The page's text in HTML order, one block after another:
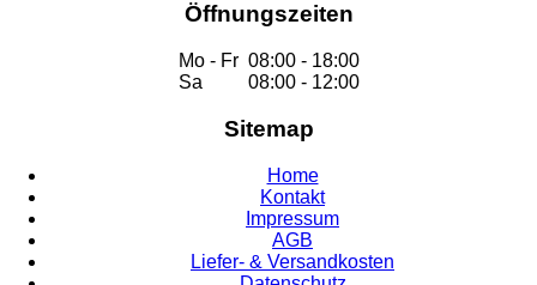
Öffnungszeiten
Mo - Fr 08:00 - 18:00
Sa
08:00 - 12:00
Sitemap
Home
Kontakt
Impressum
AGB
Liefer- & Versandkosten